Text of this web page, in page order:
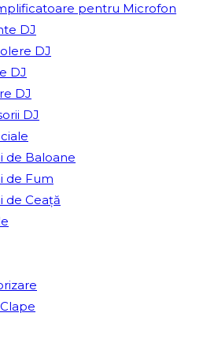
pentru Microfon
DJ
DJ
DJ
DJ
DJ
de Baloane
de Fum
de Ceață